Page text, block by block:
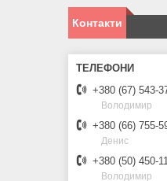
Контакти
+380 (67) 543-
Володимир
+380 (66) 755-
Денис
+380 (50) 450-
Володимир